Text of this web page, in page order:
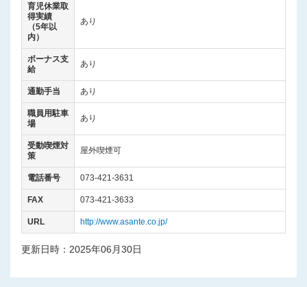
育児休業取
得実績
（5年以
内）
あり
ボーナス支
給
あり
通勤手当 あり
職員用駐車
場
あり
受動喫煙対
策
屋外喫煙可
電話番号 073-421-3631
FAX 073-421-3633
URL http://www.asante.co.jp/
更新日時：2025年06月30日